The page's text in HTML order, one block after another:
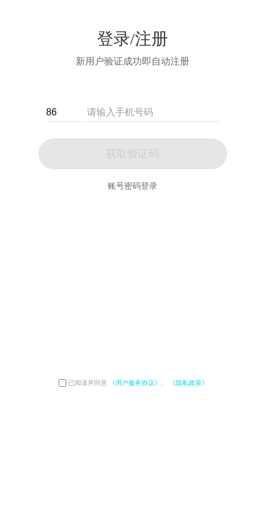
登录/注册
新用户验证成功即自动注册
获取验证码
账号密码登录
已阅读并同意 《用户服务协议》 《隐私政策》